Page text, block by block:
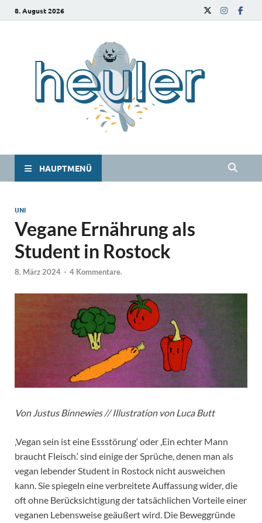
8. August 2026
HAUPTMENÜ
UNI
Vegane Ernährung als
Student in Rostock
8. März 2024 - 4 Kommentare.
Von Justus Binnewies // Illustration von Luca Butt
‚Vegan sein ist eine Essstörung‘ oder ‚Ein echter Mann
braucht Fleisch.‘ sind einige der Sprüche, denen man als
vegan lebender Student in Rostock nicht ausweichen
kann. Sie spiegeln eine verbreitete Auffassung wider, die
oft ohne Berücksichtigung der tatsächlichen Vorteile einer
veganen Lebensweise geäußert wird. Die Beweggründe